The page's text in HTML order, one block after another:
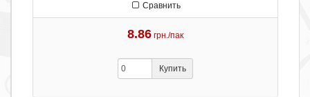
Сравнить
8.86 грн./пак
Купить